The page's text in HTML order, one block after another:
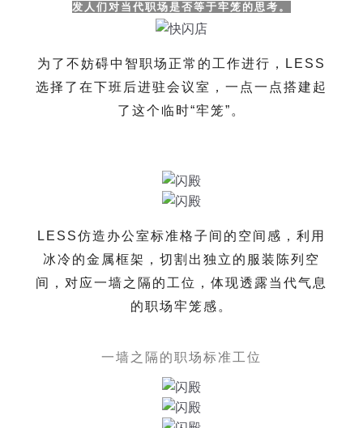
发人们对当代职场是否等于牢笼的思考。
为了不妨碍中智职场正常的工作进行，
LESS
选择了在下班后进驻会议室，一点一点搭建起
了这个临时“牢笼”。
LESS仿造办公室标准格子间的空间感，利用
冰冷的金属框架，切割出独立的服装陈列空
间，对应一墙之隔的工位，体现透露当代气息
的职场牢笼感。
一墙之隔的职场标准工位